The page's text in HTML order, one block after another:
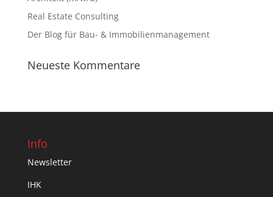
Real Estate Consulting
Der Blog für Bau- & Immobilienmanagement
Neueste Kommentare
Info
Newsletter
IHK